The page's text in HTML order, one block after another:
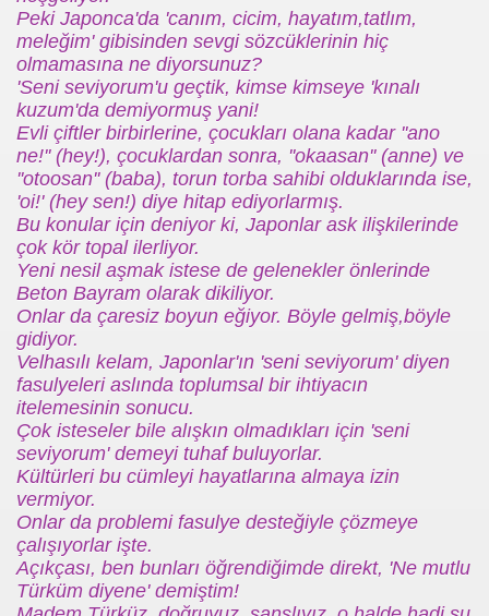
Peki Japonca'da 'canım, cicim, hayatım,tatlım,
meleğim' gibisinden sevgi sözcüklerinin hiç
olmamasına ne diyorsunuz?
'Seni seviyorum'u geçtik, kimse kimseye 'kınalı
kuzum'da demiyormuş yani!
Evli çiftler birbirlerine, çocukları olana kadar ''ano
ne!'' (hey!), çocuklardan sonra, ''okaasan'' (anne) ve
''otoosan'' (baba), torun torba sahibi olduklarında ise,
'oi!' (hey sen!) diye hitap ediyorlarmış.
Bu konular için deniyor ki, Japonlar ask ilişkilerinde
çok kör topal ilerliyor.
Yeni nesil aşmak istese de gelenekler önlerinde
Beton Bayram olarak dikiliyor.
Onlar da çaresiz boyun eğiyor. Böyle gelmiş,böyle
gidiyor.
Velhasılı kelam, Japonlar'ın 'seni seviyorum' diyen
fasulyeleri aslında toplumsal bir ihtiyacın
itelemesinin sonucu.
Çok isteseler bile alışkın olmadıkları için 'seni
seviyorum' demeyi tuhaf buluyorlar.
Kültürleri bu cümleyi hayatlarına almaya izin
vermiyor.
Onlar da problemi fasulye desteğiyle çözmeye
çalışıyorlar işte.
Açıkçası, ben bunları öğrendiğimde direkt, 'Ne mutlu
Türküm diyene' demiştim!
?
?
Örneği